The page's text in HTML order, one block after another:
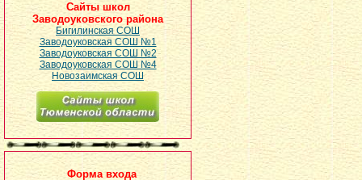
Сайты школ
Заводоуковского района
Бигилинская СОШ
Заводоуковская СОШ №1
Заводоуковская СОШ №2
Заводоуковская СОШ №4
Новозаимская СОШ
Форма входа